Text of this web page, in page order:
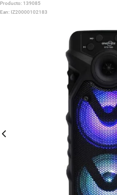
Producto: 139085
Ean: IZ20000102183